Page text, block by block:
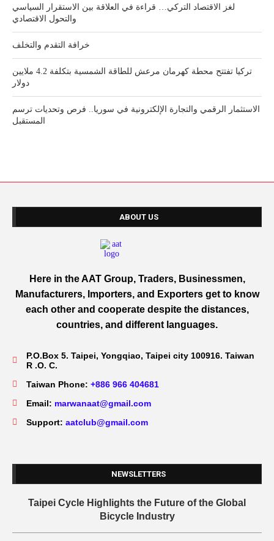
لغز الاقتصاد التركي… قراءة في العلاقة بين الاستقرار السياسي
والتحول الاقتصادي
خرافة التقدم والتخلف
تركيا تفتتح محطة كهرمان مرعش للطاقة الشمسية بتكلفة 4.2 ملايين
دولار
الاستثمار الرقمي والتجارة الإلكترونية في سوريا.. فرص وتحديات ترسم
المستقبل
ABOUT US
Here in the AAT Group, Traders, Businessmen,
Manufacturers, Importers, and Exporters get to know
each other and cooperate despite the distances,
countries, and different languages.
P.O.Box 5. Taipei, Yongqiao, Taipei city 100916. Taiwan
R .O. C.
Taiwan Phone: +886 966 404681
Email: marwanaat@gmail.com
Support: aatclub@gmail.com
NEWSLETTERS
Taipei Cycle Highlights the Future of the Global
Bicycle Industry